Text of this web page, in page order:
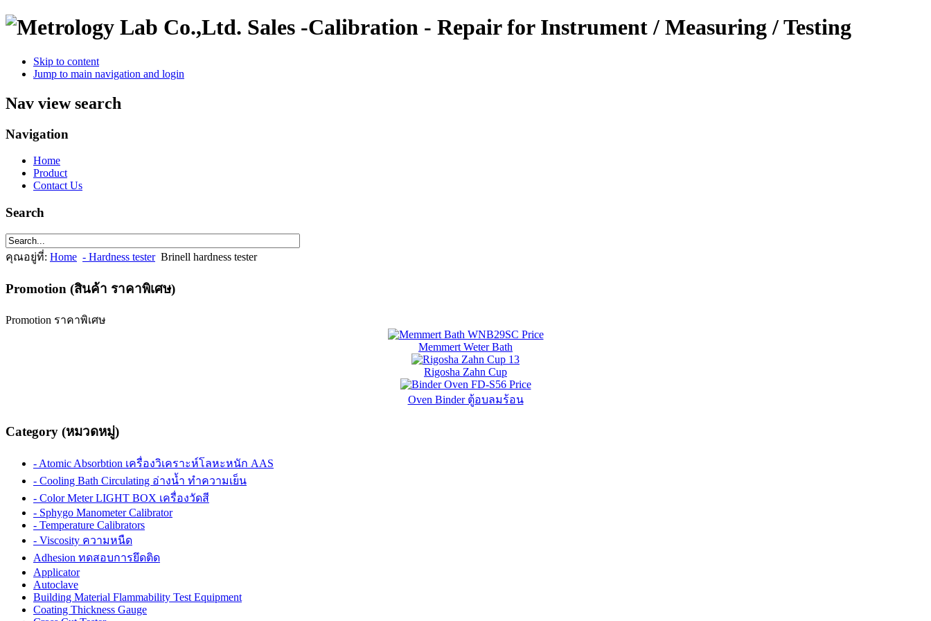
Sales -Calibration - Repair for Instrument / Measuring / Testing
Skip to content
Jump to main navigation and login
Nav view search
Navigation
Home
Product
Contact Us
Search
คุณอยู่ที่: Home - Hardness tester Brinell hardness tester
Promotion (สินค้า ราคาพิเศษ)
Promotion ราคาพิเศษ
Memmert Weter Bath
Rigosha Zahn Cup
Oven Binder ตู้อบลมร้อน
Category (หมวดหมู่)
- Atomic Absorbtion เครื่องวิเคราะห์โลหะหนัก AAS
- Cooling Bath Circulating อ่างน้ำ ทำความเย็น
- Color Meter LIGHT BOX เครื่องวัดสี
- Sphygo Manometer Calibrator
- Temperature Calibrators
- Viscosity ความหนืด
Adhesion ทดสอบการยึดติด
Applicator
Autoclave
Building Material Flammability Test Equipment
Coating Thickness Gauge